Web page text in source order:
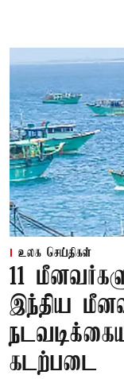
உலக செய்திகள்
11
இந்திய
கடற்படை